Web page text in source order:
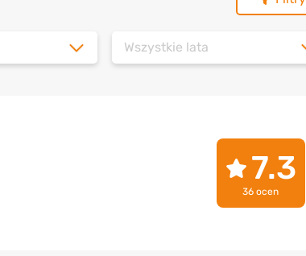
Wszystkie lata
7.3
36 ocen